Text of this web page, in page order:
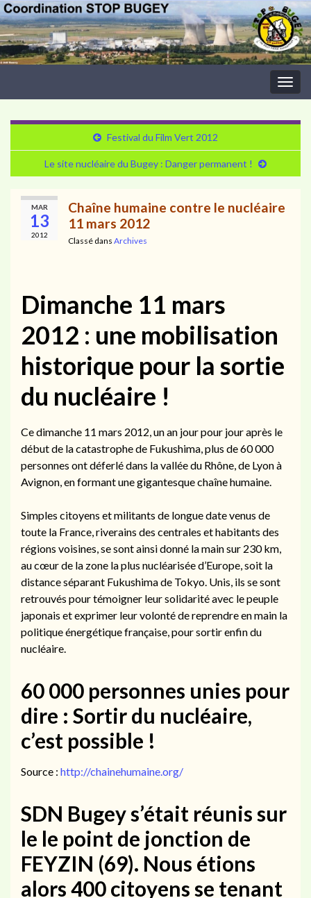
Festival du Film Vert 2012
Le site nucléaire du Bugey : Danger permanent !
MAR
13
2012
Chaîne humaine contre le nucléaire
11 mars 2012
Classé dans Archives
Dimanche 11 mars
2012 : une mobilisation
historique pour la sortie
du nucléaire !
Ce dimanche 11 mars 2012, un an jour pour jour après le
début de la catastrophe de Fukushima, plus de 60 000
personnes ont déferlé dans la vallée du Rhône, de Lyon à
Avignon, en formant une gigantesque chaîne humaine.
Simples citoyens et militants de longue date venus de
toute la France, riverains des centrales et habitants des
régions voisines, se sont ainsi donné la main sur 230 km,
au cœur de la zone la plus nucléarisée d’Europe, soit la
distance séparant Fukushima de Tokyo. Unis, ils se sont
retrouvés pour témoigner leur solidarité avec le peuple
japonais et exprimer leur volonté de reprendre en main la
politique énergétique française, pour sortir enfin du
nucléaire.
60 000 personnes unies pour
dire : Sortir du nucléaire,
c’est possible !
Source : http://chainehumaine.org/
SDN Bugey s’était réunis sur
le le point de jonction de
FEYZIN (69). Nous étions
alors 400 citoyens se tenant